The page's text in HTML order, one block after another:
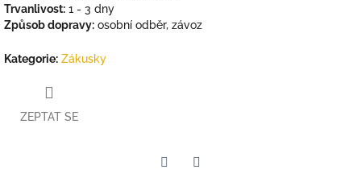
Trvanlivost: 1 - 3 dny
Způsob dopravy: osobní odběr, závoz
Kategorie: Zákusky
ZEPTAT SE